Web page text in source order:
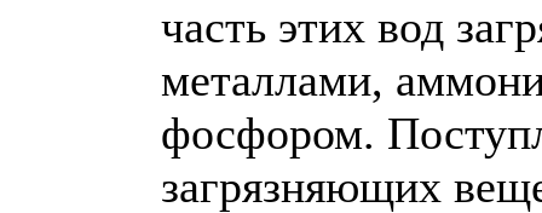
часть этих вод
металлами,
фосфором.
загрязняющих